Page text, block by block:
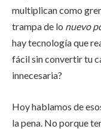
multiplican como
trampa de lo nuevo
hay tecnología que
fácil sin convertir tu
innecesaria?
Hoy hablamos de
la pena. No porque